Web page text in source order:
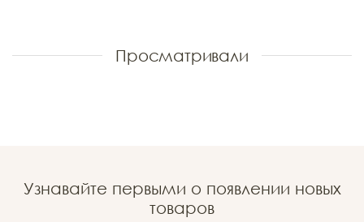
Просматривали
Узнавайте первыми о появлении новых
товаров